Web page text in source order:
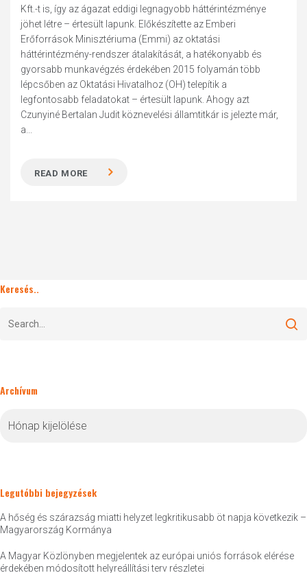
Kft.-t is, így az ágazat eddigi legnagyobb háttérintézménye
jöhet létre – értesült lapunk. Előkészítette az Emberi
Erőforrások Minisztériuma (Emmi) az oktatási
háttérintézmény-rendszer átalakítását, a hatékonyabb és
gyorsabb munkavégzés érdekében 2015 folyamán több
lépcsőben az Oktatási Hivatalhoz (OH) telepítik a
legfontosabb feladatokat – értesült lapunk. Ahogy azt
Czunyiné Bertalan Judit köznevelési államtitkár is jelezte már,
a...
READ MORE
Keresés..
Archívum
Legutóbbi bejegyzések
A hőség és szárazság miatti helyzet legkritikusabb öt napja következik –
Magyarország Kormánya
A Magyar Közlönyben megjelentek az európai uniós források elérése
érdekében módosított helyreállítási terv részletei